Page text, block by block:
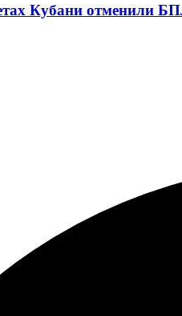
Кубани отменили